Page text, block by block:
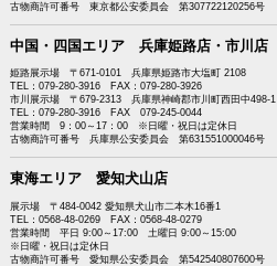
古物商許可番号 東京都公安委員会 第307722120256号
中国・四国エリア 兵庫姫路店・市川店
姫路展示場 〒671-0101 兵庫県姫路市大塩町 2108
TEL：079-280-3916 FAX：079-280-3926
市川展示場 〒679-2313 兵庫県神崎郡市川町西田中498-1
TEL：079-280-3916 FAX 079-245-0044
営業時間 9：00～17：00 ※日曜・祝日は定休日
古物商許可番号 兵庫県公安委員会 第631551000046号
東海エリア 愛知犬山店
展示場 〒484-0042 愛知県犬山市二本木16番1
TEL：0568-48-0269 FAX：0568-48-0279
営業時間 平日 9:00～17:00 土曜日 9:00～15:00
※日曜・祝日は定休日
古物商許可番号 愛知県公安委員会 第542540807600号